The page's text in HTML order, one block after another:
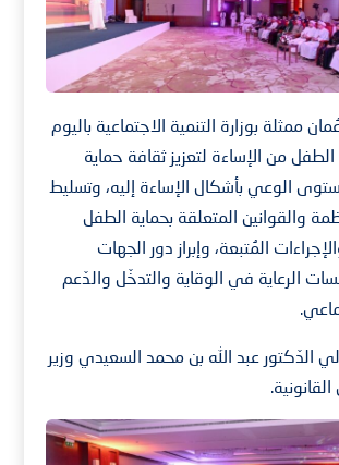
ممثلة بوزارة التنمية الاجتماعية باليوم
من الإساءة لتعزيز ثقافة حماية
الوعي بأشكال الإساءة إليه، وتسليط
والقوانين المتعلقة بحماية الطفل
المُتبعة، وإبراز دور الجهات
الرعاية في الوقاية والتدخّل والدّعم
الدّكتور عبد الله بن محمد السعيدي وزير